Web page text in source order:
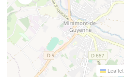
Leaflet